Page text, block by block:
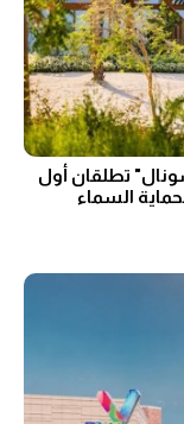
تطلقان أول
السماء